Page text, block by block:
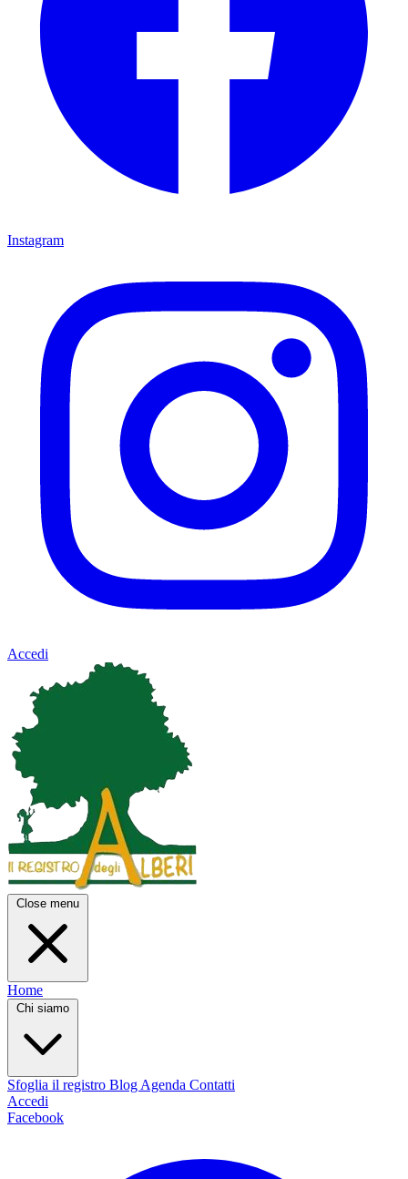
Instagram
Accedi
Close menu
Home
Chi siamo
Sfoglia il registro Blog Agenda Contatti
Accedi
Facebook